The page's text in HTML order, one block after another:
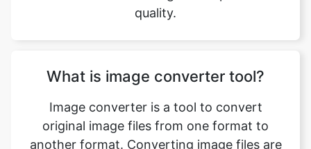
What is image converter tool?
another format. Converting image files are
now easy. webp to bmp image converter is
simple, free, easy to use tool. The
conversion may take a few seconds to